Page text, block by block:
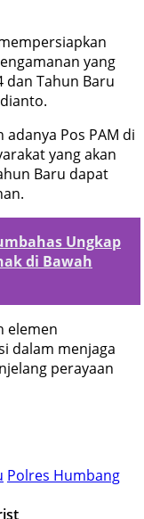
yang
dan Tahun Baru
Pos PAM di
yang akan
Baru dapat
Ungkap
di Bawah
elemen
dalam menjaga
perayaan
Polres Humbang